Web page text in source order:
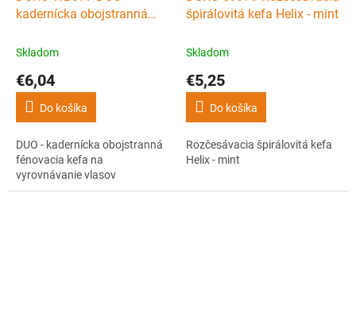
kadernícka obojstranná
vyrovnávanie vlasov
Skladom
€6,04
Do košíka
DUO - kadernícka obojstranná
fénovacia kefa na
vyrovnávanie vlasov
špirálovitá kefa Helix - mint
Skladom
€5,25
Do košíka
Rozčesávacia špirálovitá kefa
Helix - mint